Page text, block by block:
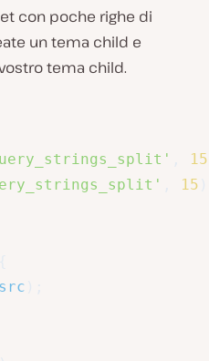
con poche righe di
un tema child e
tema child.
15
15